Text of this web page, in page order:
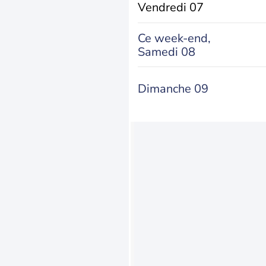
Vendredi 07
Ce week-end,
Samedi 08
Dimanche 09